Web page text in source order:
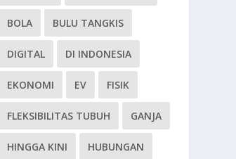
BOLA BULU TANGKIS
DIGITAL DI INDONESIA
EKONOMI EV FISIK
FLEKSIBILITAS TUBUH GANJA
HINGGA KINI HUBUNGAN